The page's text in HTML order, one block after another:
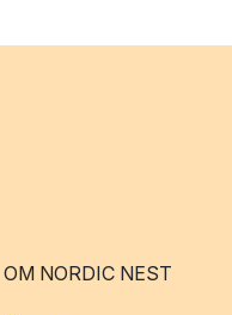
OM NORDIC NEST